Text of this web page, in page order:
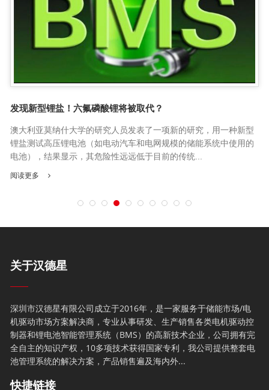
发现新型锂盐！六氟磷酸锂将被取代？
澳大利亚莫纳什大学的研究人员发表了一项新的研究，用一种新型
锂盐测试高压锂电池（如电动汽车和电网规模的储能系统中使用的
电池），结果显示，其危险性远远低于目前的传统...
阅读更多
关于汉德星
深圳市汉德星有限公司成立于2016年，是一家服务于储能市场/电
机驱动市场方案解决商，专业从事研发、生产销售各类电机驱动控
制器和锂电池智能管理系统（BMS）的高新技术企业，公司拥有完
全自主的知识产权，10多项技术获得国家专利，我公司提供整套电
池管理系统的解决方案，产品销售遍及海内外...
快捷链接